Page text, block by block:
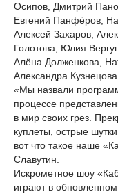
Осипов, Дмитрий
Евгений Панфёров,
Алексей Захаров,
Голотова, Юлия
Алёна Долженкова,
Александра
«Мы назвали
процессе
в мир своих грез.
куплеты, острые
вот что такое наше
Славутин.
Искрометное шоу
играют в